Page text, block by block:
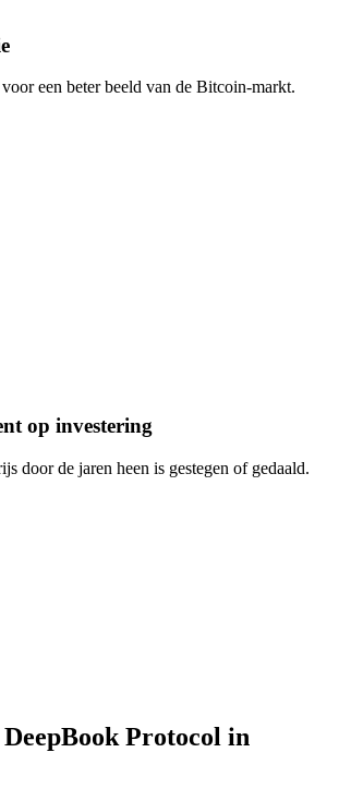
een beter beeld van de Bitcoin-markt.
op investering
door de jaren heen is gestegen of gedaald.
DeepBook Protocol in